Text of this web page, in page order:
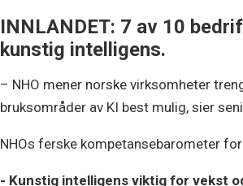
INNLANDET: 7 av 10
kunstig intelligens.
– NHO mener norske virksomheter
bruksområder av KI best mulig, sier
NHOs ferske kompetansebarometer
- Kunstig intelligens viktig for vekst